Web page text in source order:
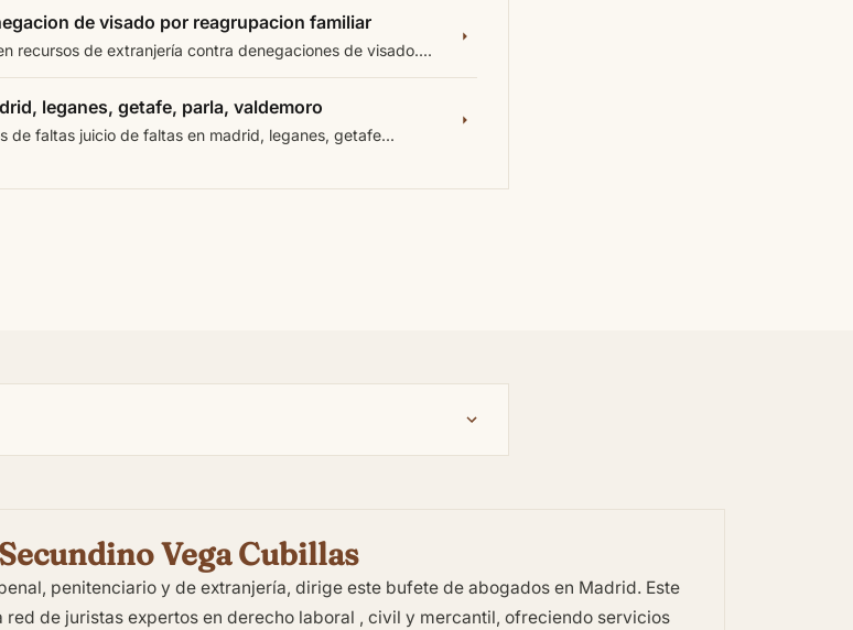
de visado por reagrupacion familiar
recursos de extranjería contra denegaciones de visado....
leganes, getafe, parla, valdemoro
de faltas juicio de faltas en madrid, leganes, getafe...
Secundino Vega Cubillas
penitenciario y de extranjería, dirige este bufete de abogados en Madrid. Este
de juristas expertos en derecho laboral , civil y mercantil, ofreciendo servicios